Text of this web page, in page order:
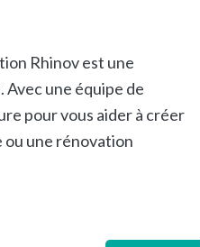
Rhinov est une
une équipe de
pour vous aider à créer
ou une rénovation